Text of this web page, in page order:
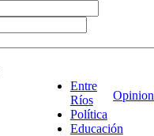
Entre
Ríos
Política
Educación
Opinion